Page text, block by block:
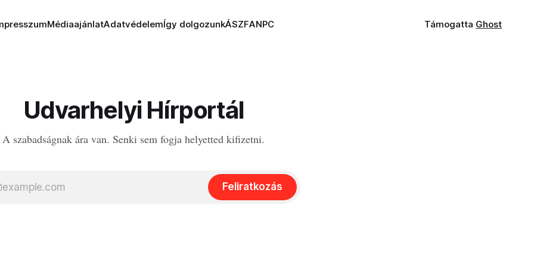
MédiaajánlatAdatvédelemÍgy dolgozunkÁSZFANPC Támogatta Ghost
Udvarhelyi Hírportál
A szabadságnak ára van. Senki sem fogja helyetted kifizetni.
Feliratkozás